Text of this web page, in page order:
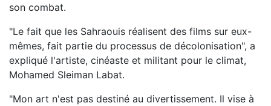
son combat.
"Le fait que les Sahraouis réalisent des films sur eux-
mêmes, fait partie du processus de décolonisation", a
expliqué l'artiste, cinéaste et militant pour le climat,
Mohamed Sleiman Labat.
"Mon art n'est pas destiné au divertissement. Il vise à